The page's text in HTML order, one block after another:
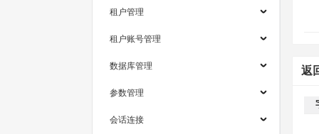
租户管理
租户账号管理
数据库管理
参数管理
会话连接
返